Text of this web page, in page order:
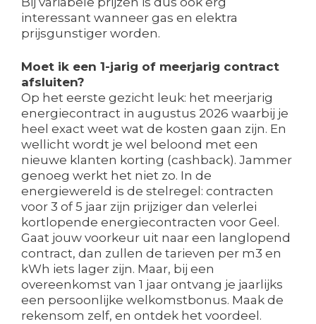
interessant wanneer gas en elektra
prijsgunstiger worden.
Moet ik een 1-jarig of meerjarig contract
afsluiten?
Op het eerste gezicht leuk: het meerjarig
energiecontract in augustus 2026 waarbij je
heel exact weet wat de kosten gaan zijn. En
wellicht wordt je wel beloond met een
nieuwe klanten korting (cashback). Jammer
genoeg werkt het niet zo. In de
energiewereld is de stelregel: contracten
voor 3 of 5 jaar zijn prijziger dan velerlei
kortlopende energiecontracten voor Geel.
Gaat jouw voorkeur uit naar een langlopend
contract, dan zullen de tarieven per m3 en
kWh iets lager zijn. Maar, bij een
overeenkomst van 1 jaar ontvang je jaarlijks
een persoonlijke welkomstbonus. Maak de
rekensom zelf, en ontdek het voordeel.